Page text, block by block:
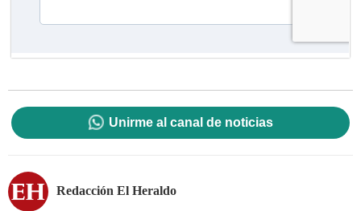
Unirme al canal de noticias
Redacción El Heraldo